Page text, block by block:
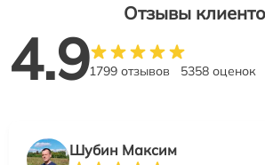
Отзывы
4.91799 отзывов 5358 оценок
Шубин Максим